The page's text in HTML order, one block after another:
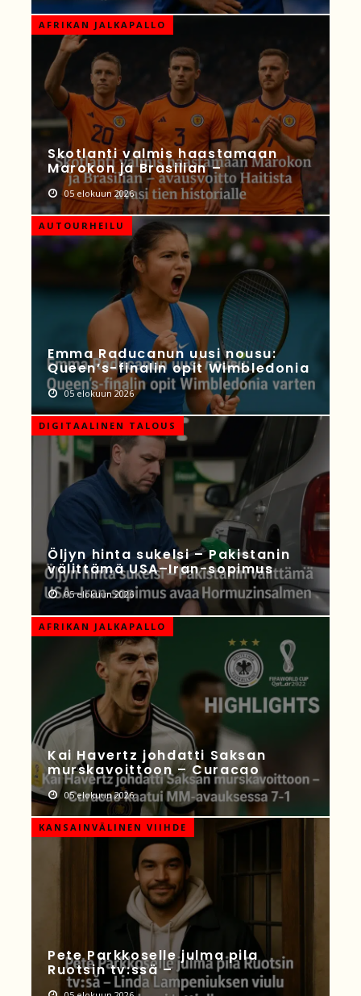
AFRIKAN JALKAPALLO
Skotlanti valmis haastamaan
Marokon ja Brasilian –
05 elokuun 2026
AUTOURHEILU
Emma Raducanun uusi nousu:
Queen’s-finalin opit Wimbledonia
05 elokuun 2026
DIGITAALINEN TALOUS
Öljyn hinta sukelsi – Pakistanin
välittämä USA–Iran-sopimus
05 elokuun 2026
AFRIKAN JALKAPALLO
Kai Havertz johdatti Saksan
murskavoittoon – Curacao
05 elokuun 2026
KANSAINVÄLINEN VIIHDE
Pete Parkkoselle julma pila
Ruotsin tv:ssä –